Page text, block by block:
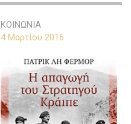
ΚΟΙΝΩΝΙΑ
4 Μαρτίου 2016